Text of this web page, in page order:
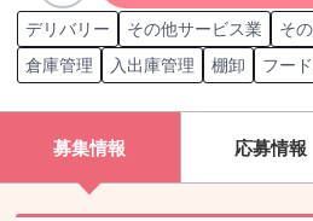
デリバリー その他サービス業 そ
倉庫管理
入出庫管理 棚卸 フー
募集情報 応募情報